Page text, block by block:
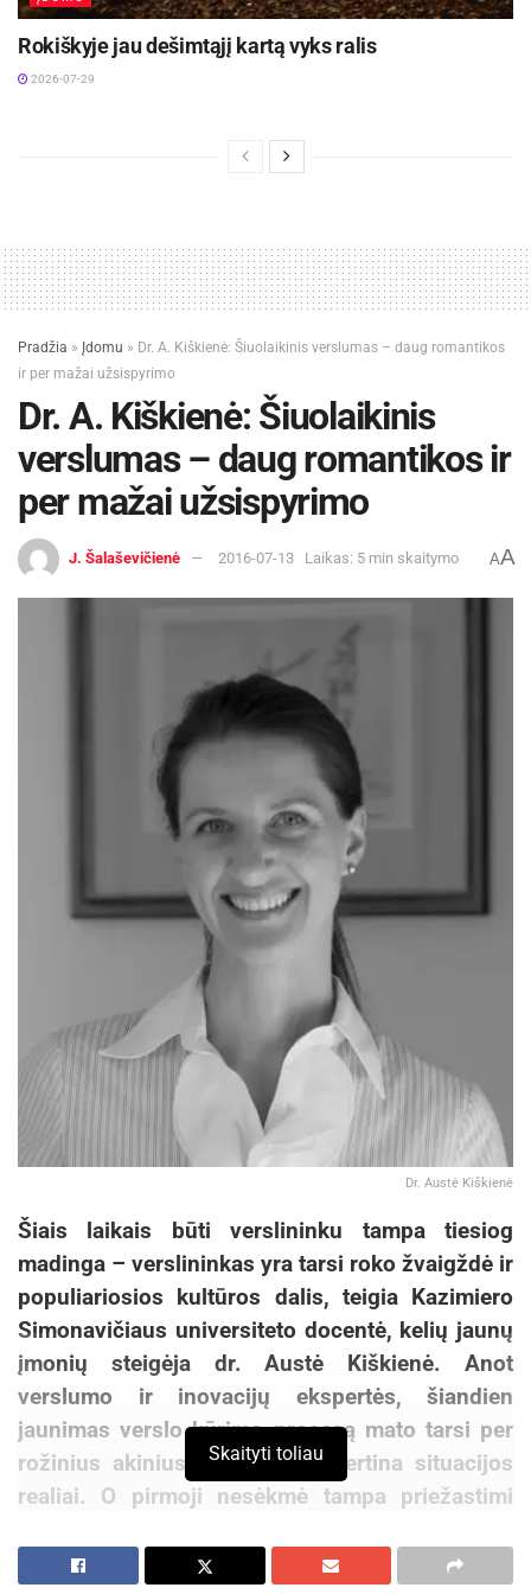
Rokiškyje jau dešimtąjį kartą vyks ralis
2026-07-29
Pradžia » Įdomu » Dr. A. Kiškienė: Šiuolaikinis verslumas – daug romantikos
ir per mažai užsispyrimo
Dr. A. Kiškienė: Šiuolaikinis
verslumas – daug romantikos ir
per mažai užsispyrimo
J. Šalaševičienė 2016-07-13 Laikas: 5 min skaitymo AA
Dr. Austė Kiškienė
Šiais laikais būti verslininku tampa tiesiog
madinga – verslininkas yra tarsi roko žvaigždė ir
populiariosios kultūros dalis, teigia Kazimiero
Simonavičiaus universiteto docentė, kelių jaunų
įmonių steigėja dr. Austė Kiškienė. Anot
verslumo ir inovacijų ekspertės, šiandien
jaunimas verslo kūrimo procesą mato tarsi per
rožinius akinius ir dažnai neįvertina situacijos
realiai. O pirmoji nesėkmė tampa priežastimi
Lietuvoje jaunimas turi didesnį norą pradėti
Skaityti toliau